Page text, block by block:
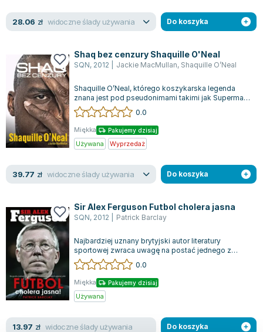
28.06 zł widoczne ślady używania Do koszyka
Shaq bez cenzury Shaquille O'Neal
SQN, 2012 Jackie MacMullan, Shaquille O’Neal
Shaquille O’Neal, którego koszykarska legenda
znana jest pod pseudonimami takimi jak Superman,
Diesel czy The Big Aristotle, to po...
0.0
Miękka Pakujemy dzisiaj
Używana Wyprzedaż
39.77 zł widoczne ślady używania Do koszyka
Sir Alex Ferguson Futbol cholera jasna
SQN, 2012 Patrick Barclay
Najbardziej uznany brytyjski autor literatury
sportowej zwraca uwagę na postać jednego z
najwybitniejszych trenerów piłkarskich w...
0.0
Miękka Pakujemy dzisiaj
Używana
13.97 zł widoczne ślady używania Do koszyka